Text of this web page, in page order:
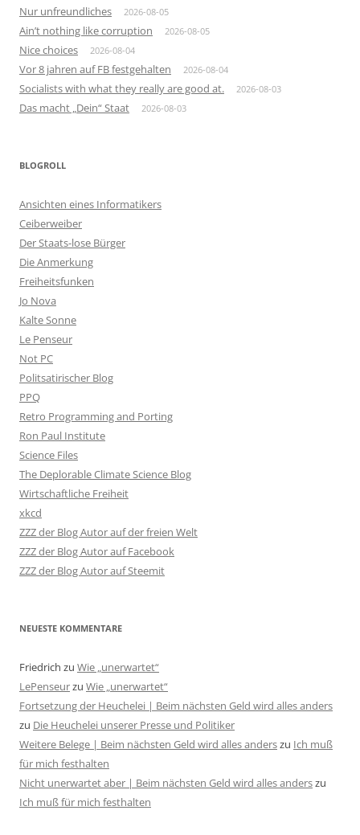
Nur unfreundliches 2026-08-05
Ain’t nothing like corruption 2026-08-05
Nice choices 2026-08-04
Vor 8 jahren auf FB festgehalten 2026-08-04
Socialists with what they really are good at. 2026-08-03
Das macht „Dein“ Staat 2026-08-03
BLOGROLL
Ansichten eines Informatikers
Ceiberweiber
Der Staats-lose Bürger
Die Anmerkung
Freiheitsfunken
Jo Nova
Kalte Sonne
Le Penseur
Not PC
Politsatirischer Blog
PPQ
Retro Programming and Porting
Ron Paul Institute
Science Files
The Deplorable Climate Science Blog
Wirtschaftliche Freiheit
xkcd
ZZZ der Blog Autor auf der freien Welt
ZZZ der Blog Autor auf Facebook
ZZZ der Blog Autor auf Steemit
NEUESTE KOMMENTARE
Friedrich zu Wie „unerwartet“
LePenseurzu Wie „unerwartet“
Fortsetzung der Heuchelei | Beim nächsten Geld wird alles anders
zu Die Heuchelei unserer Presse und Politiker
Weitere Belege | Beim nächsten Geld wird alles anderszu Ich muß
für mich festhalten
Nicht unerwartet aber | Beim nächsten Geld wird alles anderszu
Ich muß für mich festhalten